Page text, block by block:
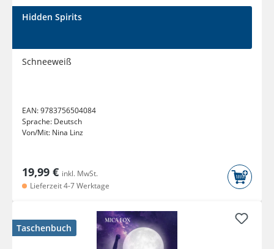
Hidden Spirits
Schneeweiß
EAN:9783756504084
Sprache: Deutsch
Von/Mit: Nina Linz
19,99 € inkl. MwSt.
Lieferzeit 4-7 Werktage
Taschenbuch